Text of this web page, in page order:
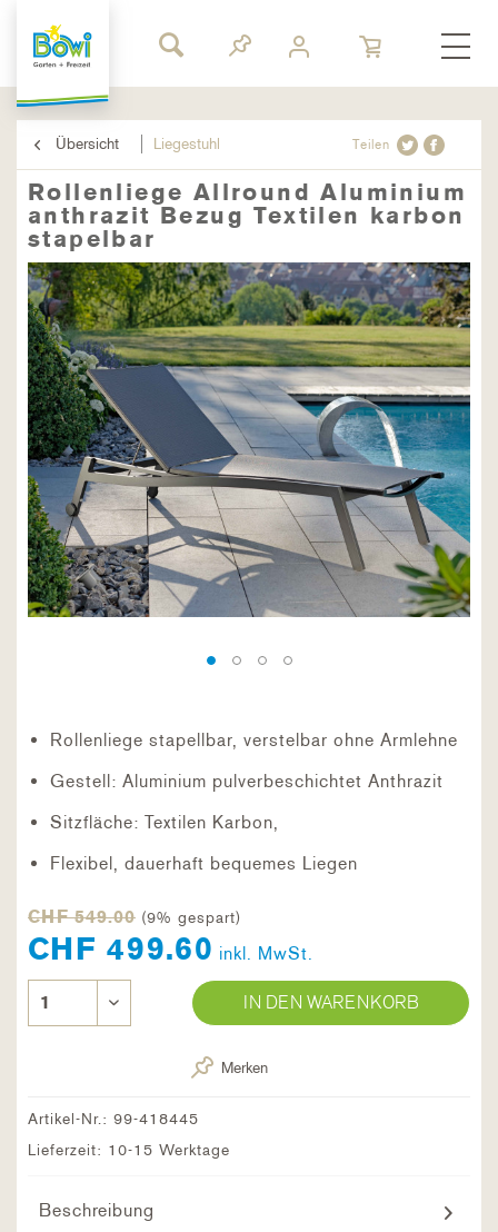
Übersicht Liegestuhl Teilen
Rollenliege Allround Aluminium
anthrazit Bezug Textilen karbon
stapelbar
Rollenliege stapellbar, verstelbar ohne Armlehne
Gestell: Aluminium pulverbeschichtet Anthrazit
Sitzfläche: Textilen Karbon,
Flexibel, dauerhaft bequemes Liegen
CHF 549.00 (9% gespart)
CHF 499.60 inkl. MwSt.
IN DEN WARENKORB
Merken
Artikel-Nr.: 99-418445
Lieferzeit: 10-15 Werktage
Beschreibung